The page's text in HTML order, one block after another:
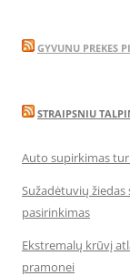
GYVUNU PREKES
STRAIPSNIU
Auto supirkimas
Sužadėtuvių
pasirinkimas
Ekstremalų krūvį
pramonei